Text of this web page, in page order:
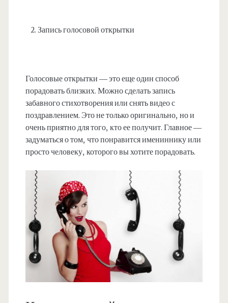
Запись голосовой открытки
Голосовые открытки — это еще один способ
порадовать близких. Можно сделать запись
забавного стихотворения или снять видео с
поздравлением. Это не только оригинально, но и
очень приятно для того, кто ее получит. Главное —
задуматься о том, что понравится имениннику или
просто человеку, которого вы хотите порадовать.